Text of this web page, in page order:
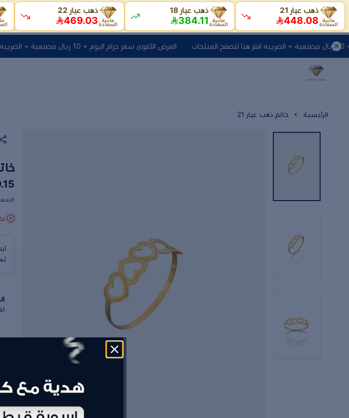
العرض الأقوى سعر جرام اليوم + 10 ريال مصنعية + الضريبه انقر هنا لتصفح المنتجات
الرئيسية خاتم ذهب عيار 21
ذهب عيار 21
448.08
ذهب عيار 18
384.11
ذهب عيار 22
469.03